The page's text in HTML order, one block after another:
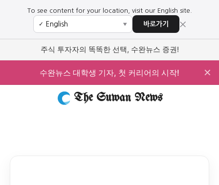
To see content for your location, visit our English site.
✓ ▼ 바로가기 ×
주식 투자자의 똑똑한 선택, 수완뉴스 증권!
수완뉴스 대학생 기자, 첫 커리어의 시작! ✕
The Suwan News